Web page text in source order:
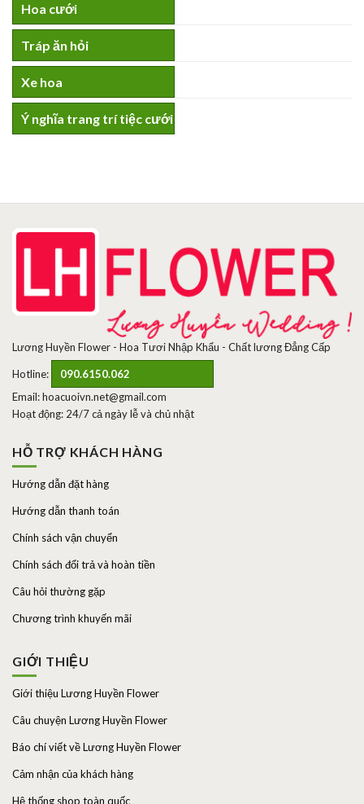
Hoa cưới
Tráp ăn hỏi
Xe hoa
Ý nghĩa trang trí tiệc cưới
Lương Huyền Flower - Hoa Tươi Nhập Khẩu - Chất lương Đẳng Cấp
Hotline:
090.6150.062
Email: hoacuoivn.net@gmail.com
Hoạt động: 24/7 cả ngày lễ và chủ nhật
HỖ TRỢ KHÁCH HÀNG
Hướng dẫn đặt hàng
Hướng dẫn thanh toán
Chính sách vận chuyển
Chính sách đổi trả và hoàn tiền
Câu hỏi thường gặp
Chương trình khuyến mãi
GIỚI THIỆU
Giới thiệu Lương Huyền Flower
Câu chuyện Lương Huyền Flower
Báo chí viết về Lương Huyền Flower
Cảm nhận của khách hàng
Hệ thống shop toàn quốc